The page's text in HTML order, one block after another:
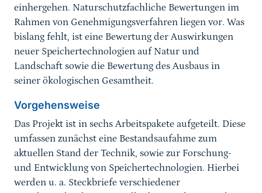
einhergehen. Naturschutzfachliche Bewertungen im
Rahmen von Genehmigungsverfahren liegen vor. Was
bislang fehlt, ist eine Bewertung der Auswirkungen
neuer Speichertechnologien auf Natur und
Landschaft sowie die Bewertung des Ausbaus in
seiner ökologischen Gesamtheit.
Vorgehensweise
Das Projekt ist in sechs Arbeitspakete aufgeteilt. Diese
umfassen zunächst eine Bestandsaufahme zum
aktuellen Stand der Technik, sowie zur Forschung-
und Entwicklung von Speichertechnologien. Hierbei
werden u. a. Steckbriefe verschiedener